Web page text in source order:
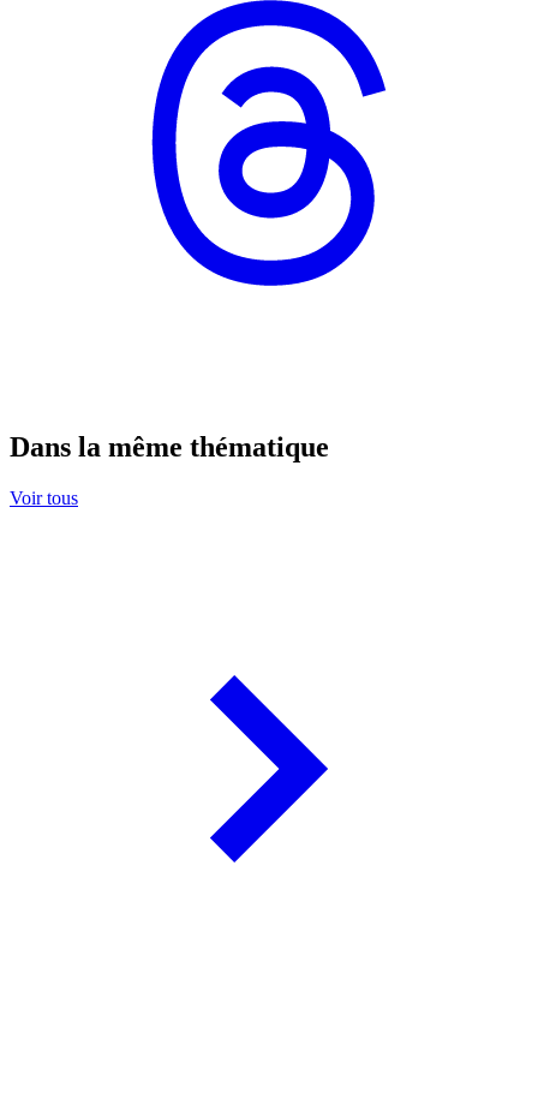
Dans la même thématique
Voir tous